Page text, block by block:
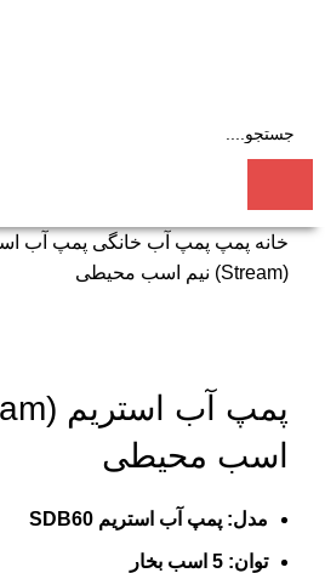
خانه پمپ پمپ آب خانگی پمپ آب
(Stream) نیم اسب محیطی
اسب محیطی
مدل: پمپ آب استریم SDB60
توان: 5 اسب بخار